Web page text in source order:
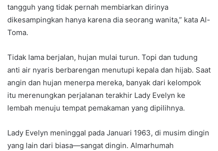
tangguh yang tidak pernah membiarkan dirinya
dikesampingkan hanya karena dia seorang wanita,” kata Al-
Toma.
Tidak lama berjalan, hujan mulai turun. Topi dan tudung
anti air nyaris berbarengan menutupi kepala dan hijab. Saat
angin dan hujan menerpa mereka, banyak dari kelompok
itu merenungkan perjalanan terakhir Lady Evelyn ke
lembah menuju tempat pemakaman yang dipilihnya.
Lady Evelyn meninggal pada Januari 1963, di musim dingin
yang lain dari biasa—sangat dingin. Almarhumah